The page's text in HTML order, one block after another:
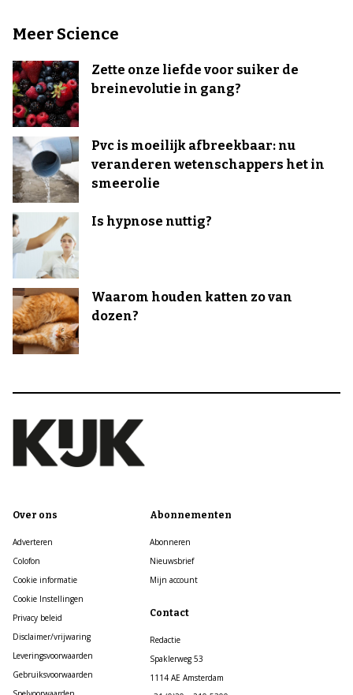
Meer Science
Zette onze liefde voor suiker de
breinevolutie in gang?
Pvc is moeilijk afbreekbaar: nu
veranderen wetenschappers het in
smeerolie
Is hypnose nuttig?
Waarom houden katten zo van
dozen?
Over ons
Adverteren
Colofon
Cookie informatie
Cookie Instellingen
Privacy beleid
Disclaimer/vrijwaring
Leveringsvoorwaarden
Gebruiksvoorwaarden
Abonnementen
Abonneren
Nieuwsbrief
Mijn account
Contact
Redactie
Spaklerweg 53
1114 AE Amsterdam